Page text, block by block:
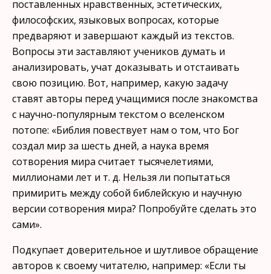
поставленных нрав­ственных, эстетических,
философских, языковых вопросах, кото­рые
предваряют и завершают каждый из текстов.
Вопросы эти за­ставляют учеников думать и
анализировать, учат доказывать и отстаивать
свою позицию. Вот, например, какую задачу
ставят ав­торы перед учащимися после знакомства
с научно-популярным тек­стом о вселенском
потопе: «Библия повествует нам о том, что Бог
создал мир за шесть дней, а наука время
сотворения мира счита­ет тысячелетиями,
миллионами лет и т. д. Нельзя ли попытаться
примирить между собой библейскую и научную
версии сотворения мира? Попробуйте сделать это
сами».
Подкупает доверительное и шутливое обращение
авторов к сво­ему читателю, например: «Если ты